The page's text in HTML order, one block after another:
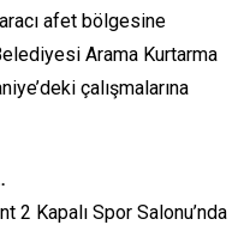
afet bölgesine
Arama Kurtarma
çalışmalarına
2 Kapalı Spor Salonu’nda